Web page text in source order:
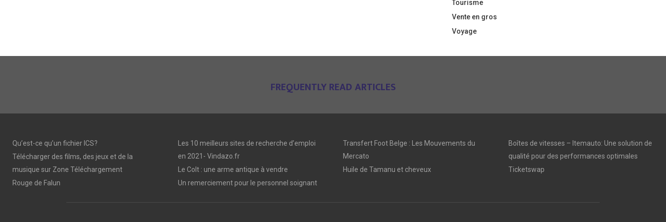
Tourisme
Vente en gros
Voyage
FREQUENTLY READ ARTICLES
Qu’est-ce qu’un fichier ICS?
Télécharger des films, des jeux et de la
musique sur Zone Téléchargement
Rouge de Falun
Les 10 meilleurs sites de recherche d’emploi
en 2021- Vindazo.fr
Le Colt : une arme antique à vendre
Un remerciement pour le personnel soignant
Transfert Foot Belge : Les Mouvements du
Mercato
Huile de Tamanu et cheveux
Boîtes de vitesses – Itemauto: Une solution de
qualité pour des performances optimales
Ticketswap